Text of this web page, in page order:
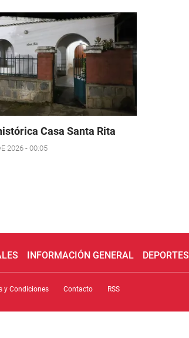
Casa Santa Rita
2026 - 00:05
INFORMACIÓN GENERAL DEPORTES
y Condiciones Contacto RSS